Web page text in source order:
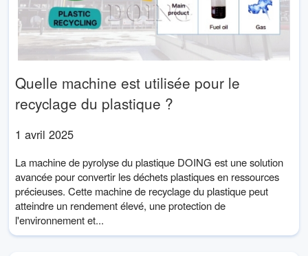
Quelle machine est utilisée pour le
recyclage du plastique ?
1 avril 2025
La machine de pyrolyse du plastique DOING est une solution
avancée pour convertir les déchets plastiques en ressources
précieuses. Cette machine de recyclage du plastique peut
atteindre un rendement élevé, une protection de
l'environnement et...